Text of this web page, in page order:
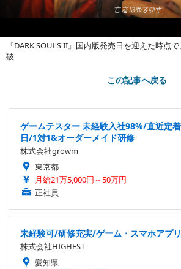
『DARK SOULS II』国内版発売日を迎えた時点
破
この記事へ戻る
ゲームテスター 未経験入社98%/直近定
日/1対1&オーダーメイド研修
株式会社growm
東京都
月給21万5,000円～50万円
正社員
未経験可/研修充実/ゲーム・スマホアプ
株式会社HIGHEST
愛知県